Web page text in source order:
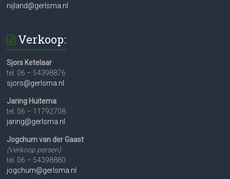
nijland@gerlsma.nl
Verkoop:
Sjors Ketelaar
tel. 06 – 54398876
sjors@gerlsma.nl
Jaring Huitema
tel. 06 – 11792708
jaring@gerlsma.nl
Jogchum van der Gaast
(Verkoop persen)
tel. 06 – 54398880
jogchum@gerlsma.nl